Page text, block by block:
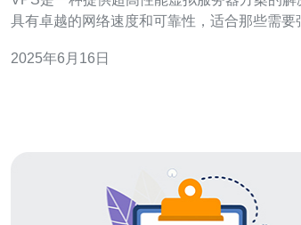
具有卓越的网络速度和可靠性，适合那些需要
术的服务器方案，用户可以在其中运行自己的
2025年6月16日